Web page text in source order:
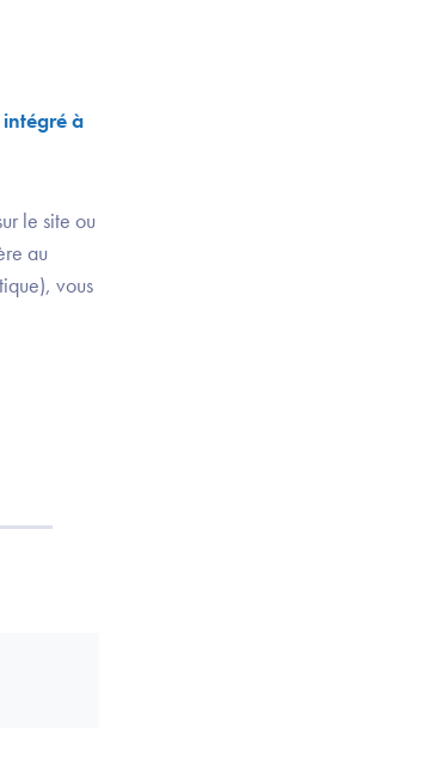
intégré à
le site ou
au
vous